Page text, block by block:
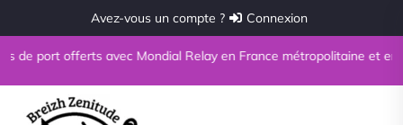
Avez-vous un compte ? Connexion
de port offerts avec Mondial Relay en France métropolitaine et en